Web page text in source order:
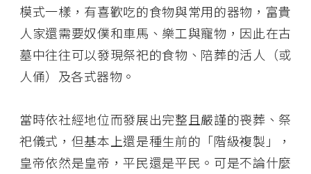
模式一樣，有喜歡吃的食物與常用的器物，富貴
人家還需要奴僕和車馬、樂工與寵物，因此在古
墓中往往可以發現祭祀的食物、陪葬的活人（或
人俑）及各式器物。
當時依社經地位而發展出完整且嚴謹的喪葬、祭
祀儀式，但基本上還是種生前的「階級複製」，
皇帝依然是皇帝，平民還是平民。可是不論什麼